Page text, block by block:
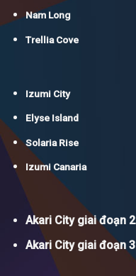
Nam Long
Trellia Cove
Izumi City
Elyse Island
Solaria Rise
Izumi Canaria
Akari City giai đoạn 2
Akari City giai đoạn 3